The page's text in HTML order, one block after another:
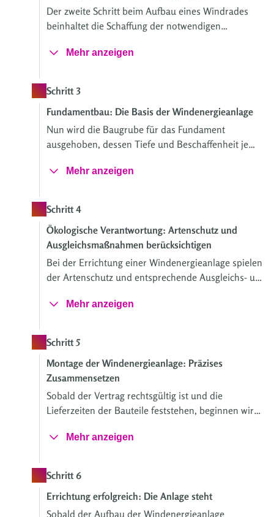
Der zweite Schritt beim Aufbau eines Windrades
beinhaltet die Schaffung der notwendigen
Baustelle und den Windenergieanlagen.
Mehr anzeigen
Schritt 3
Fundamentbau: Die Basis der Windenergieanlage
Nun wird die Baugrube für das Fundament
ausgehoben, dessen Tiefe und Beschaffenheit je
variieren.Mehr anzeigen
Schritt 4
Ökologische Verantwortung: Artenschutz und
Ausgleichsmaßnahmen berücksichtigen
Bei der Errichtung einer Windenergieanlage spielen
der Artenschutz und entsprechende Ausgleichs- und
Mehr anzeigen
Schritt 5
Montage der Windenergieanlage: Präzises
Zusammensetzen
Sobald der Vertrag rechtsgültig ist und die
Lieferzeiten der Bauteile feststehen, beginnen wir
alle notwendigen Bauphasen wie die Herstellung
vorberechnet.
Mehr anzeigen
Schritt 6
Errichtung erfolgreich: Die Anlage steht
Sobald der Aufbau der Windenergieanlage